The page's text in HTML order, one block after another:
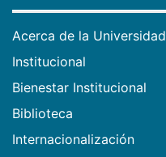
Acerca de la Universidad
Institucional
Bienestar Institucional
Biblioteca
Internacionalización